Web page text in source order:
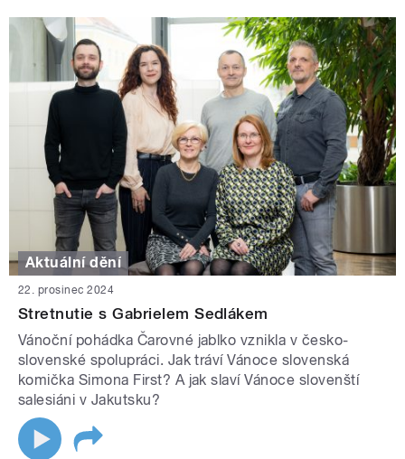
Aktuální dění
22. prosinec 2024
Stretnutie s Gabrielem Sedlákem
Vánoční pohádka Čarovné jablko vznikla v česko-
slovenské spolupráci. Jak tráví Vánoce slovenská
komička Simona First? A jak slaví Vánoce slovenští
salesiáni v Jakutsku?